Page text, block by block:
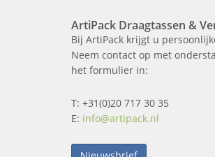
ArtiPack Draagtassen &
Bij ArtiPack krijgt u
Neem contact op met
het formulier in:
T: +31(0)20 717 30 35
E: info@artipack.nl